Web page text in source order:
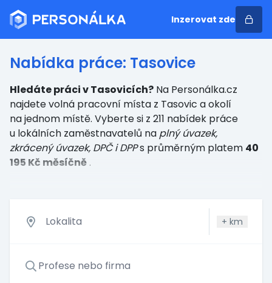
Inzerovat zde
Nabídka práce: Tasovice
Hledáte práci v Tasovicích? Na Personálka.cz
najdete volná pracovní místa z Tasovic a okolí
na jednom místě. Vyberte si z 211 nabídek práce
u lokálních zaměstnavatelů na plný úvazek,
zkrácený úvazek, DPČ i DPPs průměrným platem 40
195 Kč měsíčně .
+ km